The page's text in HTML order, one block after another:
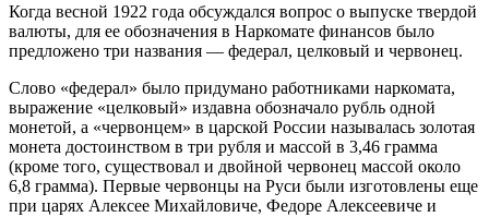
Когда весной 1922 года обсуждался вопрос о выпуске твердой
валюты, для ее обозначения в Наркомате финансов было
предложено три названия — федерал, целковый и червонец.
Слово «федерал» было придумано работниками наркомата,
выражение «целковый» издавна обозначало рубль одной
монетой, а «червонцем» в царской России называлась золотая
монета достоинством в три рубля и массой в 3,46 грамма
(кроме того, существовал и двойной червонец массой около
6,8 грамма). Первые червонцы на Руси были изготовлены еще
при царях Алексее Михайловиче, Федоре Алексеевиче и